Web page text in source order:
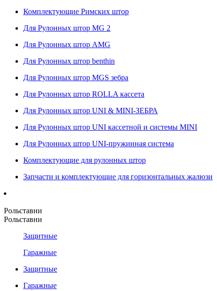
Комплектующие Римских штор
Для Рулонных штор MG 2
Для Рулонных штор AMG
Для Рулонных штор benthin
Для Рулонных штор MGS зебра
Для Рулонных штор ROLLA кассета
Для Рулонных штор UNI & MINI-ЗЕБРА
Для Рулонных штор UNI кассетной и системы MINI
Для Рулонных штор UNI-пружинная система
Комплектующие для рулонных штор
Запчасти и комплектующие для горизонтальных жалюзи
Рольставни
Рольставни
Защитные
Гаражные
Защитные
Гаражные